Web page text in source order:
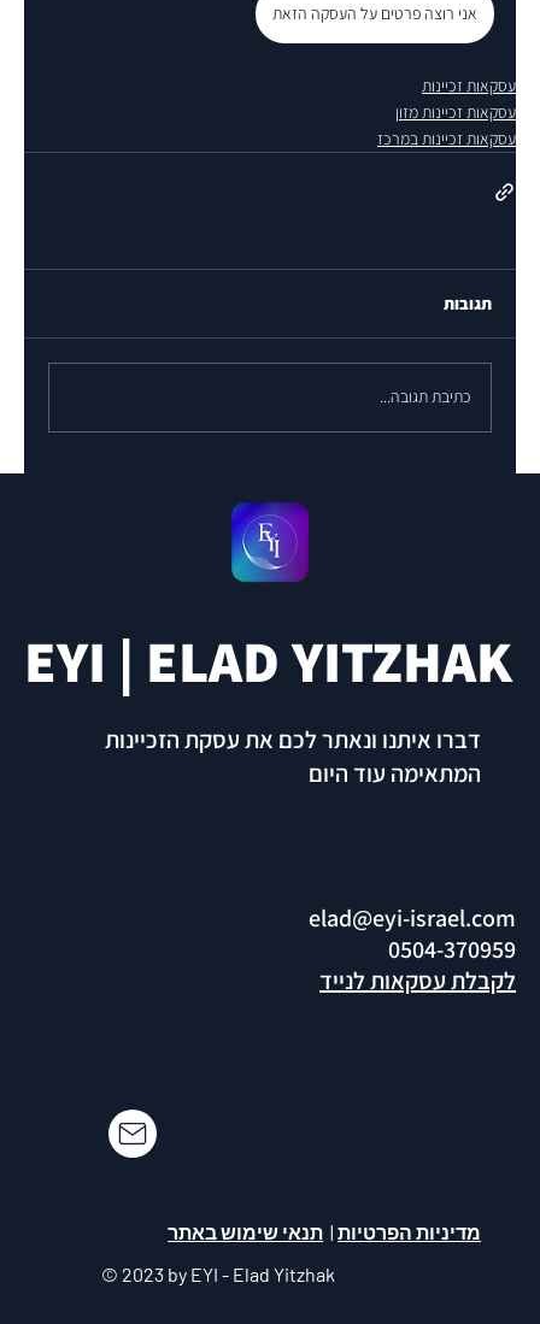
אני רוצה פרטים על העסקה הזאת
עסקאות זכיינות
עסקאות זכיינות מזון
עסקאות זכיינות במרכז
תגובות
כתיבת תגובה...
דברו איתנו ונאתר לכם את עסקת הזכיינות
המתאימה עוד היום
EYI | ELAD YITZHAK
elad@eyi-israel.com
0504-370959
לקבלת עסקאות לנייד
מדיניות הפרטיות| תנאי שימוש באתר
© 2023 by EYI - Elad Yitzhak